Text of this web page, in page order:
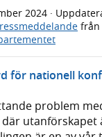
2024 ·
från
för nationell
problem
utanförskapet